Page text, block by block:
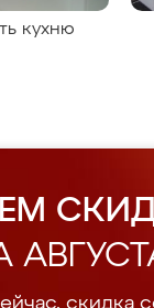
кухню
скидка